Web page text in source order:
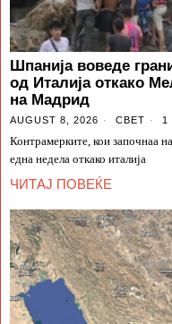
Шпанија воведе
од Италија откако
на Мадрид
AUGUST 8, 2026 СВЕТ 1
Контрамерките, кои започнаа
една недела откако италија
ЧИТАЈ ПОВЕЌЕ